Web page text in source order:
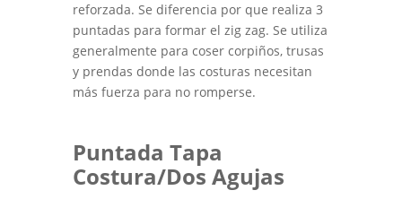
reforzada. Se diferencia por que realiza 3
puntadas para formar el zig zag. Se utiliza
generalmente para coser corpiños, trusas
y prendas donde las costuras necesitan
más fuerza para no romperse.
Puntada Tapa
Costura/Dos Agujas